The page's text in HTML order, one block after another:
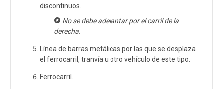
discontinuos.
No se debe adelantar por el carril de la
derecha.
Línea de barras metálicas por las que se desplaza
el ferrocarril, tranvía u otro vehículo de este tipo.
Ferrocarril.